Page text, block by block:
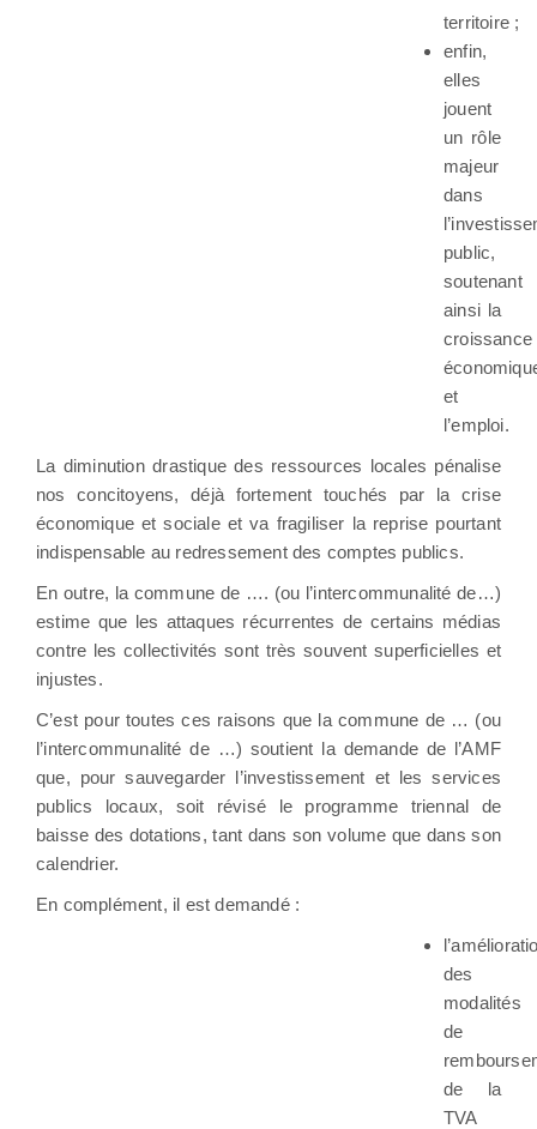
territoire ;
enfin,
elles
jouent
un rôle
majeur
dans
public,
soutenant
ainsi la
croissance
et
l’emploi.
La diminution drastique des ressources locales pénalise
nos concitoyens, déjà fortement touchés par la crise
économique et sociale et va fragiliser la reprise pourtant
indispensable au redressement des comptes publics.
En outre, la commune de …. (ou l’intercommunalité de…)
estime que les attaques récurrentes de certains médias
contre les collectivités sont très souvent superficielles et
injustes.
C’est pour toutes ces raisons que la commune de … (ou
l’intercommunalité de …) soutient la demande de l’AMF
que, pour sauvegarder l’investissement et les services
publics locaux, soit révisé le programme triennal de
baisse des dotations, tant dans son volume que dans son
calendrier.
En complément, il est demandé :
des
modalités
de
de la
TVA